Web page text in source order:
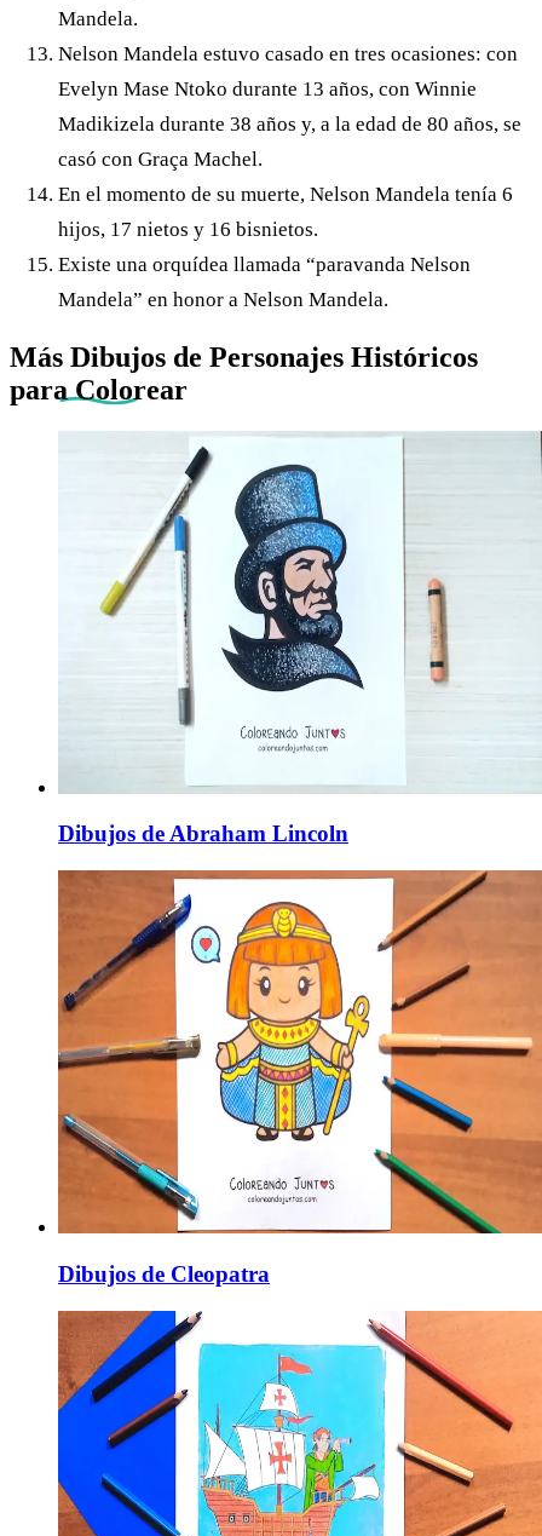
Mandela.
Nelson Mandela estuvo casado en tres ocasiones: con
Evelyn Mase Ntoko durante 13 años, con Winnie
Madikizela durante 38 años y, a la edad de 80 años, se
casó con Graça Machel.
En el momento de su muerte, Nelson Mandela tenía 6
hijos, 17 nietos y 16 bisnietos.
Existe una orquídea llamada “paravanda Nelson
Mandela” en honor a Nelson Mandela.
Más Dibujos de Personajes Históricos
para Colorear
Dibujos de Abraham Lincoln
Dibujos de Cleopatra